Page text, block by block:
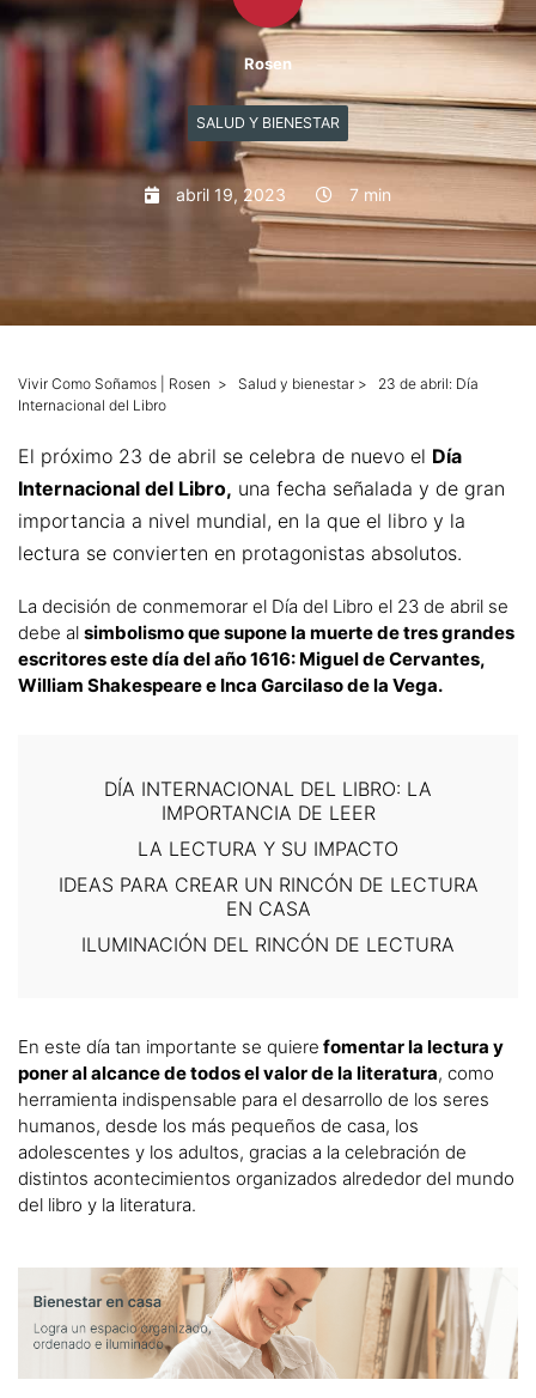
Mascotas
Columnas
Guías descargables
Rosen
SALUD Y BIENESTAR
abril 19, 2023 7 min
Vivir Como Soñamos | Rosen > Salud y bienestar > 23 de abril: Día
Internacional del Libro
El próximo 23 de abril se celebra de nuevo el Día
Internacional del Libro, una fecha señalada y de gran
importancia a nivel mundial, en la que el libro y la
lectura se convierten en protagonistas absolutos.
La decisión de conmemorar el Día del Libro el 23 de abril se
debe al simbolismo que supone la muerte de tres grandes
escritores este día del año 1616: Miguel de Cervantes,
William Shakespeare e Inca Garcilaso de la Vega.
DÍA INTERNACIONAL DEL LIBRO: LA
IMPORTANCIA DE LEER
LA LECTURA Y SU IMPACTO
IDEAS PARA CREAR UN RINCÓN DE LECTURA
EN CASA
ILUMINACIÓN DEL RINCÓN DE LECTURA
En este día tan importante se quiere fomentar la lectura y
poner al alcance de todos el valor de la literatura, como
herramienta indispensable para el desarrollo de los seres
humanos, desde los más pequeños de casa, los
adolescentes y los adultos, gracias a la celebración de
distintos acontecimientos organizados alrededor del mundo
del libro y la literatura.